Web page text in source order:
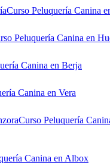
Curso Peluquería Canina
Peluquería Canina en
Canina en Berja
Canina en Vera
Curso Peluquería
Canina en Albox